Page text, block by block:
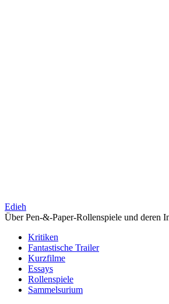
Edieh
Über Pen-&-Paper-Rollenspiele und deren
Kritiken
Fantastische Trailer
Kurzfilme
Essays
Rollenspiele
Sammelsurium